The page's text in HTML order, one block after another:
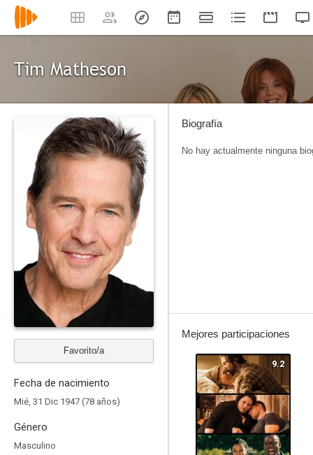
Tim Matheson
Favorito/a
Fecha de nacimiento
Mié, 31 Dic 1947 (78 años)
Género
Masculino
Biografía
No hay actualmente ninguna
Mejores participaciones
9.2